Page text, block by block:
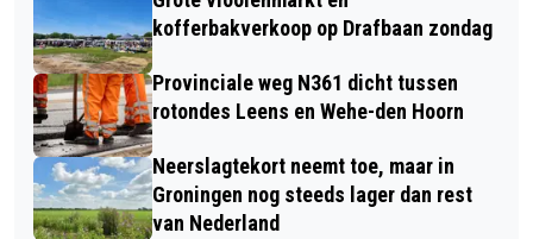
kofferbakverkoop op Drafbaan zondag
Provinciale weg N361 dicht tussen
rotondes Leens en Wehe-den Hoorn
Neerslagtekort neemt toe, maar in
Groningen nog steeds lager dan rest
van Nederland